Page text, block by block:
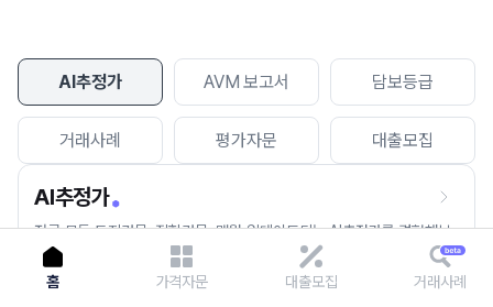
AI추정가 AVM 보고서 담보등급
거래사례 평가자문 대출모집
AI추정가
전국 모든 토지건물, 집합건물, 매월 업데이트되는 AI추정가를 경험해보
세요.
홈 가격자문 대출모집 거래사례